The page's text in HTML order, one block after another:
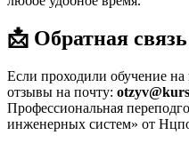
📩 Обратная связь
Если проходили обучение
отзывы на почту:
Профессиональная
инженерных систем» от